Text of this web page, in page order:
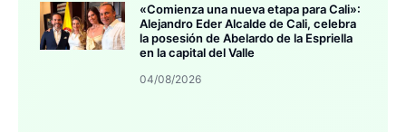
«Comienza una nueva etapa para Cali»:
Alejandro Eder Alcalde de Cali, celebra
la posesión de Abelardo de la Espriella
en la capital del Valle
04/08/2026